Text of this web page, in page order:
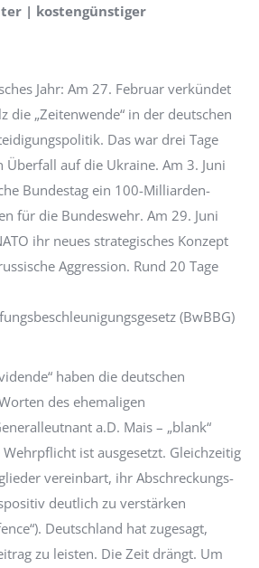
| kostengünstiger
Jahr: Am 27. Februar verkündet
die „Zeitenwende“ in der deutschen
Das war drei Tage
Überfall auf die Ukraine. Am 3. Juni
Bundestag ein 100-Milliarden-
für die Bundeswehr. Am 29. Juni
ihr neues strategisches Konzept
Aggression. Rund 20 Tage
(BwBBG)
haben die deutschen
des ehemaligen
a.D. Mais – „blank“
ist ausgesetzt. Gleichzeitig
vereinbart, ihr Abschreckungs-
deutlich zu verstärken
Deutschland hat zugesagt,
zu leisten. Die Zeit drängt. Um